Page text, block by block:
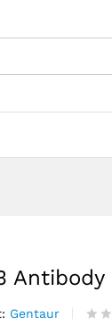
Antibody
Gentaur